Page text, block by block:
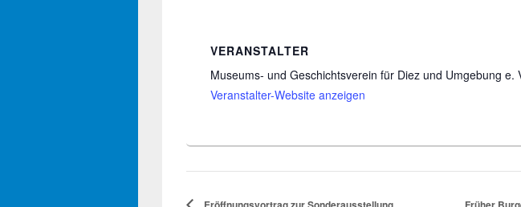
VERANSTALTER
Museums- und Geschichtsverein für Diez und Umgebung e.
Veranstalter-Website anzeigen